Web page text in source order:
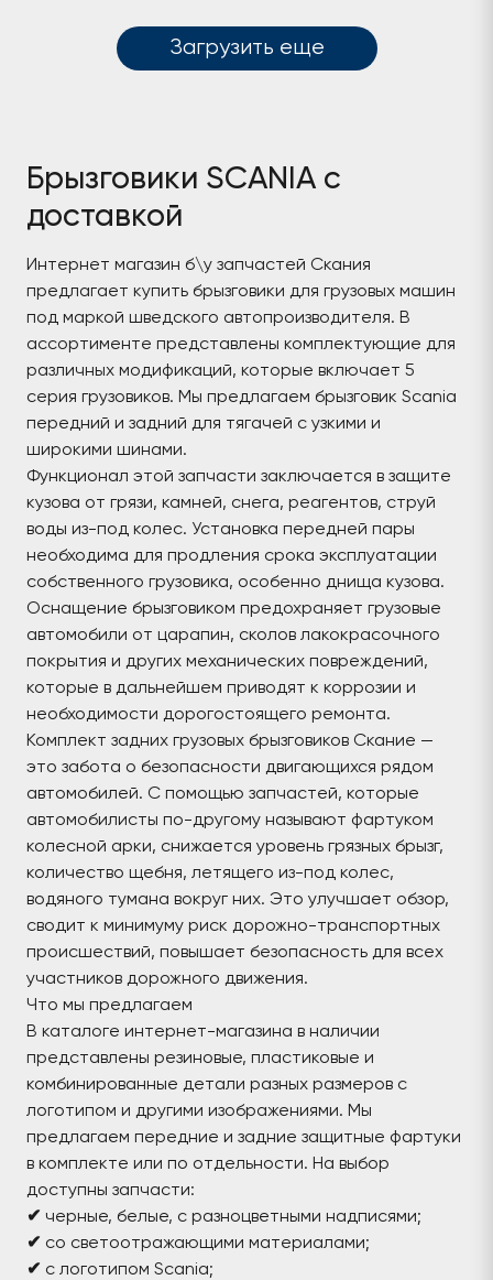
Загрузить еще
Брызговики SCANIA c
доставкой
Интернет магазин б\у запчастей Скания
предлагает купить брызговики для грузовых машин
под маркой шведского автопроизводителя. В
ассортименте представлены комплектующие для
различных модификаций, которые включает 5
серия грузовиков. Мы предлагаем брызговик Scania
передний и задний для тягачей с узкими и
широкими шинами.
Функционал этой запчасти заключается в защите
кузова от грязи, камней, снега, реагентов, струй
воды из-под колес. Установка передней пары
необходима для продления срока эксплуатации
собственного грузовика, особенно днища кузова.
Оснащение брызговиком предохраняет грузовые
автомобили от царапин, сколов лакокрасочного
покрытия и других механических повреждений,
которые в дальнейшем приводят к коррозии и
необходимости дорогостоящего ремонта.
Комплект задних грузовых брызговиков Скание —
это забота о безопасности двигающихся рядом
автомобилей. С помощью запчастей, которые
автомобилисты по-другому называют фартуком
колесной арки, снижается уровень грязных брызг,
количество щебня, летящего из-под колес,
водяного тумана вокруг них. Это улучшает обзор,
сводит к минимуму риск дорожно-транспортных
происшествий, повышает безопасность для всех
участников дорожного движения.
Что мы предлагаем
В каталоге интернет-магазина в наличии
представлены резиновые, пластиковые и
комбинированные детали разных размеров с
логотипом и другими изображениями. Мы
предлагаем передние и задние защитные фартуки
в комплекте или по отдельности. На выбор
доступны запчасти:
✔ черные, белые, с разноцветными надписями;
✔ со светоотражающими материалами;
✔ с логотипом Scania;